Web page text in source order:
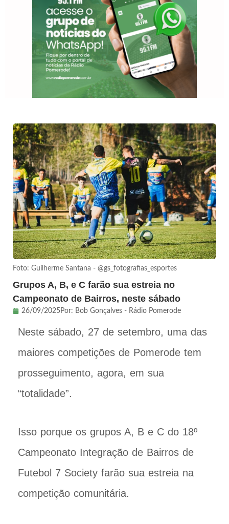
Foto: Guilherme Santana - @gs_fotografias_esportes
Grupos A, B, e C farão sua estreia no
Campeonato de Bairros, neste sábado
26/09/2025Por: Bob Gonçalves - Rádio Pomerode
Neste sábado, 27 de setembro, uma das
maiores competições de Pomerode tem
prosseguimento, agora, em sua
“totalidade”.
Isso porque os grupos A, B e C do 18º
Campeonato Integração de Bairros de
Futebol 7 Society farão sua estreia na
competição comunitária.